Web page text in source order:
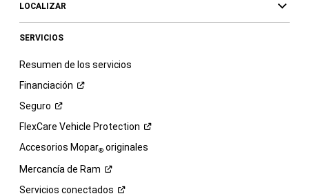
LOCALIZAR
SERVICIOS
Resumen de los servicios
Financiación
Seguro
FlexCare Vehicle Protection
Accesorios Mopar®originales
Mercancía de Ram
Servicios conectados